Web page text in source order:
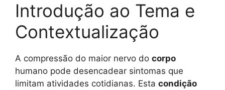
Introdução ao Tema e
Contextualização
A compressão do maior nervo do corpo
humano pode desencadear sintomas que
limitam atividades cotidianas. Esta condição